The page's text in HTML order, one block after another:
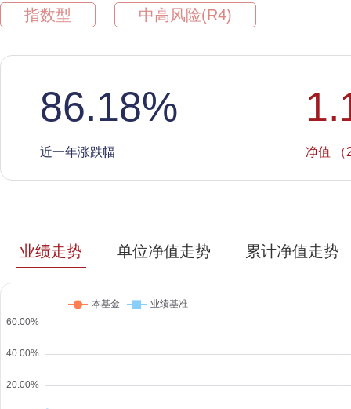
指数型 中高风险(R4)
86.18%
近一年涨跌幅 净值 （
业绩走势 单位净值走势 累计净值走势